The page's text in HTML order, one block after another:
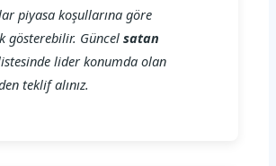
piyasa koşullarına göre
gösterebilir. Güncelsatan
lider konumda olan
teklif alınız.